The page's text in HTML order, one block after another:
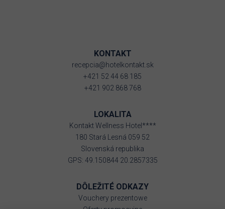
KONTAKT
recepcia@hotelkontakt.sk
+421 52 44 68 185
+421 902 868 768
LOKALITA
Kontakt Wellness Hotel****
180 Stará Lesná 059 52
Slovenská republika
GPS: 49.150844 20.2857335
DÔLEŽITÉ ODKAZY
Vouchery prezentowe